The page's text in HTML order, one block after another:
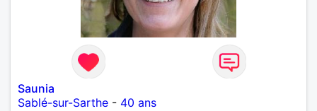
Saunia
Sablé-sur-Sarthe - 40 ans